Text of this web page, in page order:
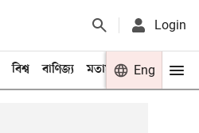
Login
বিশ্ব বাণিজ্য মতামত খেলা
Eng